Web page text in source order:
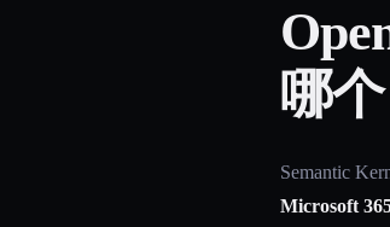
哪
Semantic
Microsoft